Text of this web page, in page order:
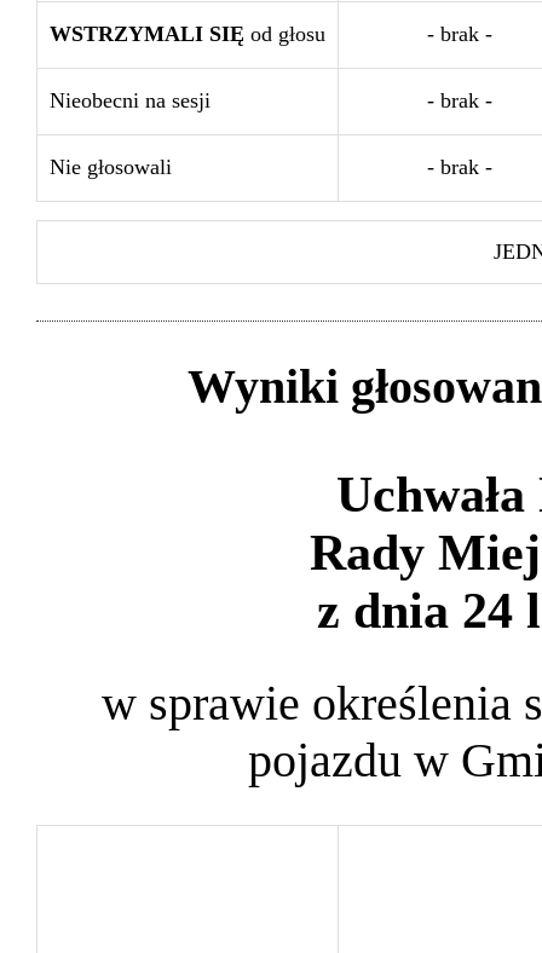
WSTRZYMALI SIĘ od głosu - brak -
Nieobecni na sesji - brak -
Nie głosowali - brak -
Wyniki
Rady
z dnia 24
w sprawie określenia
pojazdu w